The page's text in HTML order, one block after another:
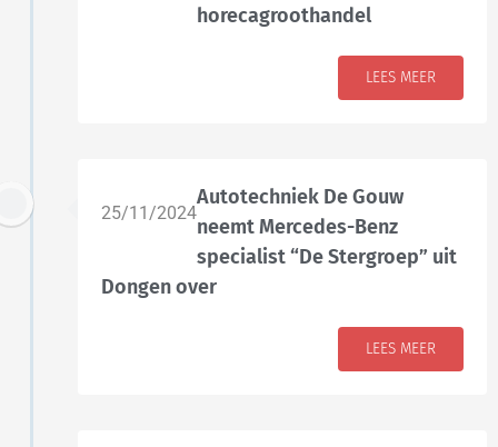
horecagroothandel
LEES MEER
25/11/2024
Autotechniek De Gouw
neemt Mercedes-Benz
specialist “De Stergroep” uit
Dongen over
LEES MEER